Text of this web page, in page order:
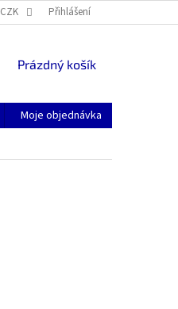
CZK Přihlášení
NÁKUPNÍ
Prázdný košík
Moje objednávka